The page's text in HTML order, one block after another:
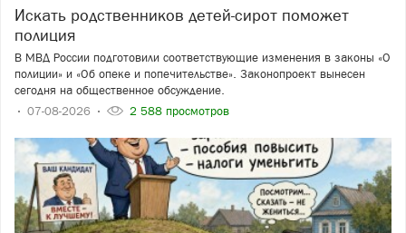
Искать родственников детей-сирот поможет
полиция
В МВД России подготовили соответствующие изменения в законы «О
полиции» и «Об опеке и попечительстве». Законопроект вынесен
сегодня на общественное обсуждение.
07-08-2026
2 588 просмотров